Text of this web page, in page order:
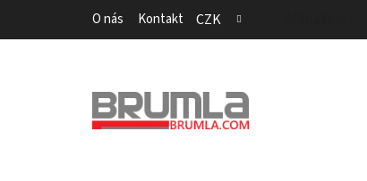
O nás Kontakt CZK